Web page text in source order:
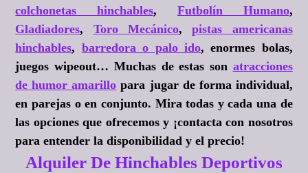
colchonetas hinchables, Futbolín Humano,
Gladiadores, Toro Mecánico,pistas americanas
hinchables, barredora o palo ido, enormes bolas,
juegos wipeout… Muchas de estas son atracciones
de humor amarillo para jugar de forma individual,
en parejas o en conjunto. Mira todas y cada una de
las opciones que ofrecemos y ¡contacta con nosotros
para entender la disponibilidad y el precio!
Alquiler De Hinchables Deportivos